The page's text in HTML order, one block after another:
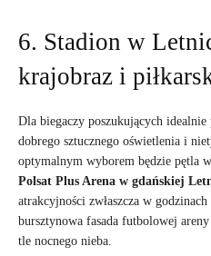
6. Stadion w
krajobraz i
Dla biegaczy poszukujących
dobrego sztucznego oświetlenia i
optymalnym wyborem będzie pętla
Polsat Plus Arena w gdańskiej
atrakcyjności zwłaszcza w
bursztynowa fasada futbolowej
tle nocnego nieba.